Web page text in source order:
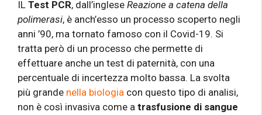
IL Test PCR, dall’inglese Reazione a catena della
polimerasi, è anch’esso un processo scoperto negli
anni ’90, ma tornato famoso con il Covid-19. Si
tratta però di un processo che permette di
effettuare anche un test di paternità, con una
percentuale di incertezza molto bassa. La svolta
più grande nella biologia con questo tipo di analisi,
non è così invasiva come a trasfusione di sangue